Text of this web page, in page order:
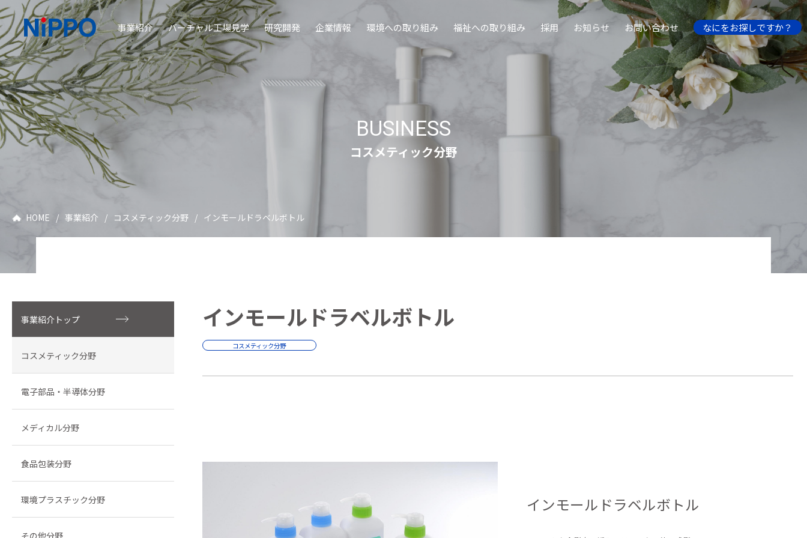
事業紹介 バーチャル工場見学 研究開発 企業情報 環境への取り組み 福祉への取り組み 採用 お知らせ お問い合わせ なにをお探しですか？
BUSINESS
コスメティック分野
HOME / 事業紹介 / コスメティック分野 / インモールドラベルボトル
事業紹介トップ
コスメティック分野
電子部品・半導体分野
メディカル分野
食品包装分野
環境プラスチック分野
その他分野
インモールドラベルボトル
コスメティック分野
インモールドラベルボトル